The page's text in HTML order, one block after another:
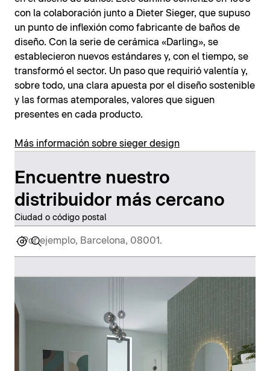
con la colaboración junto a Dieter Sieger, que supuso
un punto de inflexión como fabricante de baños de
diseño. Con la serie de cerámica «Darling», se
establecieron nuevos estándares y, con el tiempo, se
transformó el sector. Un paso que requirió valentía y,
sobre todo, una clara apuesta por el diseño sostenible
y las formas atemporales, valores que siguen
presentes en cada producto.
Más información sobre sieger design
Encuentre nuestro
distribuidor más cercano
Ciudad o código postal